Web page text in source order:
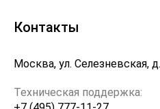
Контакты
Москва, ул. Селезневская,
Техническая поддержка: